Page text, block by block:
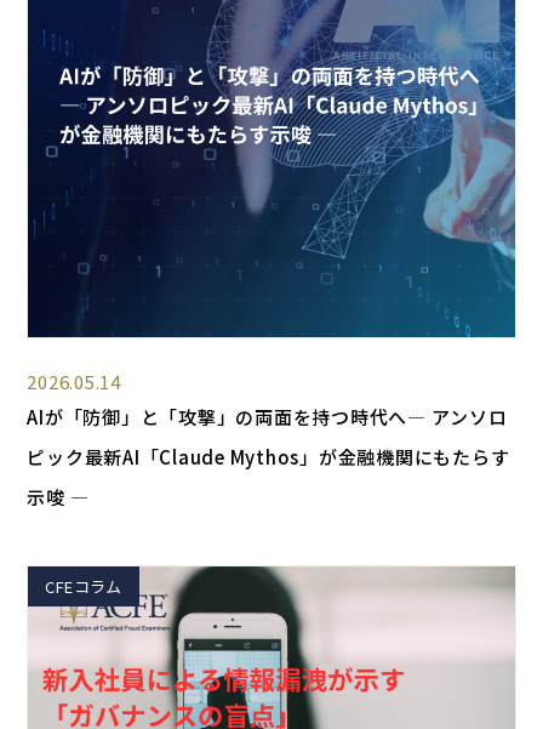
2026.05.14
AIが「防御」と「攻撃」の両面を持つ時代へ― アンソロ
ピック最新AI「Claude Mythos」が金融機関にもたらす
示唆 ―
CFEコラム